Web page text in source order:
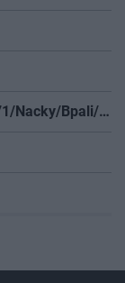
Toka Club/Labanc/Laruska/Vica71/Nacky/Bpali/Oldrider/Josefernando/Mcbull/Kawaszabi